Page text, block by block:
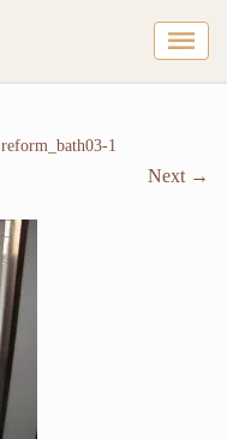
reform_bath03-1
Next →